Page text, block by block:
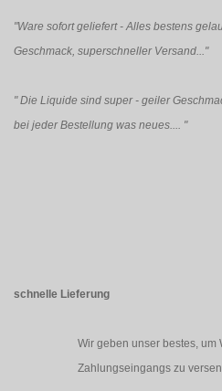
"Ware sofort geliefert - Alles bestens
Geschmack, superschneller Versand..."
"Die Liquide sind super - geiler
bei jeder Bestellung was neues.... "
schnelle Lieferung
Wir geben unser bestes, um
Zahlungseingangs zu